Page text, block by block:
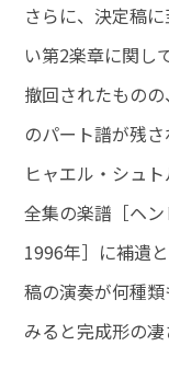
さらに、決定稿
い第2楽章に関し
撤回されたもの
のパート譜が残
ヒャエル・シュ
全集の楽譜［ヘン
1996年］に補遺
稿の演奏が何種
みると完成形の凄